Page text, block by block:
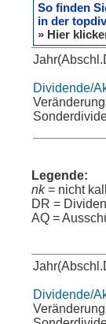
So finden
in der
» Hier
Dividende/
Veränderung
Legende:
nk= nicht
DR =
AQ =
Dividende/
Veränderung